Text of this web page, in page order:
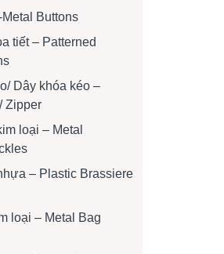
Buttons
tiết – Patterned
Dây khóa kéo –
Zipper
loại – Metal
– Plastic Brassiere
loại – Metal Bag